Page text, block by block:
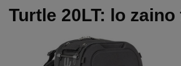
Turtle 20LT: lo